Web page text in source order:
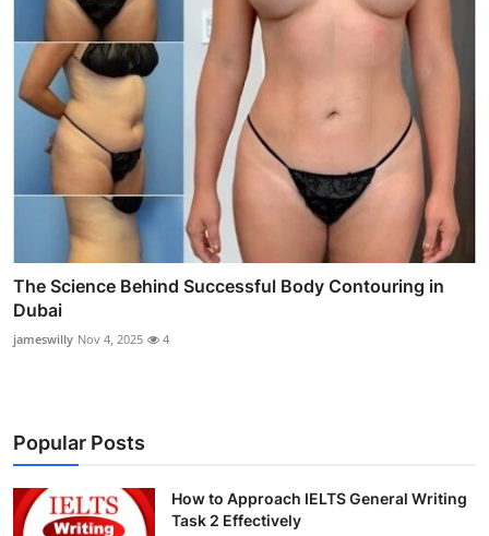
The Science Behind Successful Body Contouring in
Dubai
jameswilly Nov 4, 2025 4
Popular Posts
How to Approach IELTS General Writing
Task 2 Effectively